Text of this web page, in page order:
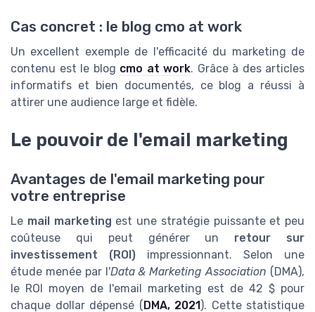
Cas concret : le blog cmo at work
Un excellent exemple de l'efficacité du marketing de
contenu est le blog cmo at work. Grâce à des articles
informatifs et bien documentés, ce blog a réussi à
attirer une audience large et fidèle.
Le pouvoir de l'email marketing
Avantages de l'email marketing pour
votre entreprise
Le mail marketing est une stratégie puissante et peu
coûteuse qui peut générer un retour sur
investissement (ROI) impressionnant. Selon une
étude menée par l'Data & Marketing Association (DMA),
le ROI moyen de l'email marketing est de 42 $ pour
chaque dollar dépensé (DMA, 2021). Cette statistique